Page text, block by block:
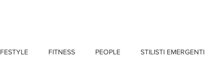
FITNESS PEOPLE STILISTI EMERGENTI